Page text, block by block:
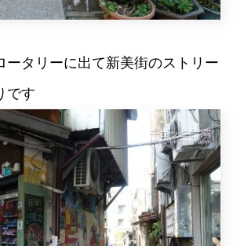
ータリーに出て新美街のストリー
です